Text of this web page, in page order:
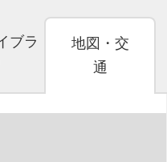
ブラ
地図・交
通